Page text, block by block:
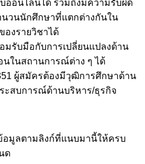
ออนไลน์ได้ รวมถึงมีความรับผิด
นวนนักศึกษาที่แตกต่างกันใน
งรายวิชาได้
รับมือกับการเปลี่ยนแปลงด้าน
นในสถานการณ์ต่าง ๆ ได้
ผู้สมัครต้องมีวุฒิการศึกษาด้าน
ะสบการณ์ด้านบริหาร/ธุรกิจ
มูลตามลิงก์ที่แนบมานี้ให้ครบ
ด